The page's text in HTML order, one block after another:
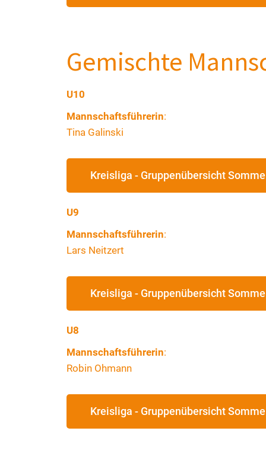
Gemischte
U10
Mannschaftsführerin:
Tina Galinski
Kreisliga - Gruppenübersicht
U9
Mannschaftsführerin:
Lars Neitzert
Kreisliga - Gruppenübersicht
U8
Mannschaftsführerin:
Robin Ohmann
Kreisliga - Gruppenübersicht